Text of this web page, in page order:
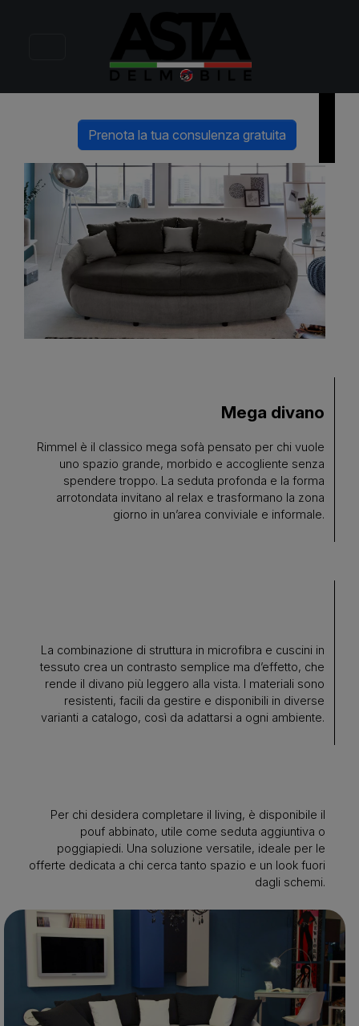
Mega divano in offerta, comodo e scenografico
Prenota la tua consulenza gratuita
Mega divano
Rimmel è il classico mega sofà pensato per chi vuole
uno spazio grande, morbido e accogliente senza
spendere troppo. La seduta profonda e la forma
arrotondata invitano al relax e trasformano la zona
giorno in un’area conviviale e informale.
La combinazione di struttura in microfibra e cuscini in
tessuto crea un contrasto semplice ma d’effetto, che
rende il divano più leggero alla vista. I materiali sono
resistenti, facili da gestire e disponibili in diverse
varianti a catalogo, così da adattarsi a ogni ambiente.
Per chi desidera completare il living, è disponibile il
pouf abbinato, utile come seduta aggiuntiva o
poggiapiedi. Una soluzione versatile, ideale per le
offerte dedicata a chi cerca tanto spazio e un look fuori
dagli schemi.